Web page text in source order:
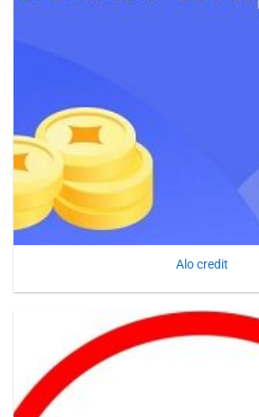
Alo credit